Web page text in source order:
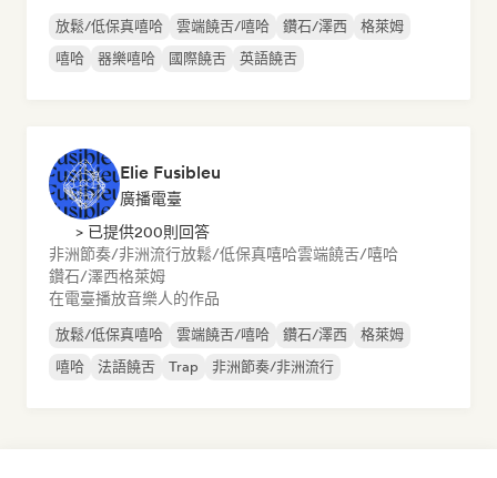
放鬆/低保真嘻哈 雲端饒舌/嘻哈 鑽石/澤西
格萊姆
嘻哈
器樂嘻哈 國際饒舌 英語饒舌
Elie Fusibleu
廣播電臺
> 已提供200則回答
非洲節奏/非洲流行放鬆/低保真嘻哈雲端饒舌/嘻哈
鑽石/澤西格萊姆
在電臺播放音樂人的作品
放鬆/低保真嘻哈 雲端饒舌/嘻哈 鑽石/澤西
格萊姆
嘻哈
法語饒舌 Trap 非洲節奏/非洲流行